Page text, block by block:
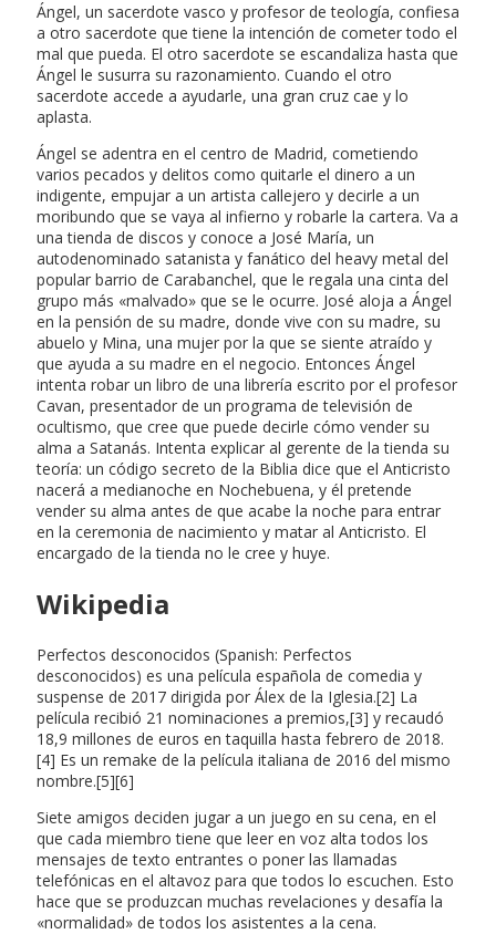
Ángel, un sacerdote vasco y profesor de teología, confiesa
a otro sacerdote que tiene la intención de cometer todo el
mal que pueda. El otro sacerdote se escandaliza hasta que
Ángel le susurra su razonamiento. Cuando el otro
sacerdote accede a ayudarle, una gran cruz cae y lo
aplasta.
Ángel se adentra en el centro de Madrid, cometiendo
varios pecados y delitos como quitarle el dinero a un
indigente, empujar a un artista callejero y decirle a un
moribundo que se vaya al infierno y robarle la cartera. Va a
una tienda de discos y conoce a José María, un
autodenominado satanista y fanático del heavy metal del
popular barrio de Carabanchel, que le regala una cinta del
grupo más «malvado» que se le ocurre. José aloja a Ángel
en la pensión de su madre, donde vive con su madre, su
abuelo y Mina, una mujer por la que se siente atraído y
que ayuda a su madre en el negocio. Entonces Ángel
intenta robar un libro de una librería escrito por el profesor
Cavan, presentador de un programa de televisión de
ocultismo, que cree que puede decirle cómo vender su
alma a Satanás. Intenta explicar al gerente de la tienda su
teoría: un código secreto de la Biblia dice que el Anticristo
nacerá a medianoche en Nochebuena, y él pretende
vender su alma antes de que acabe la noche para entrar
en la ceremonia de nacimiento y matar al Anticristo. El
encargado de la tienda no le cree y huye.
Wikipedia
Perfectos desconocidos (Spanish: Perfectos
desconocidos) es una película española de comedia y
suspense de 2017 dirigida por Álex de la Iglesia.[2] La
película recibió 21 nominaciones a premios,[3] y recaudó
18,9 millones de euros en taquilla hasta febrero de 2018.
[4] Es un remake de la película italiana de 2016 del mismo
nombre.[5][6]
Siete amigos deciden jugar a un juego en su cena, en el
que cada miembro tiene que leer en voz alta todos los
mensajes de texto entrantes o poner las llamadas
telefónicas en el altavoz para que todos lo escuchen. Esto
hace que se produzcan muchas revelaciones y desafía la
«normalidad» de todos los asistentes a la cena.